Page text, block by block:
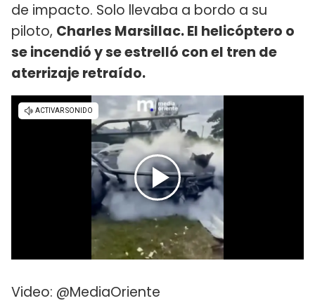
de impacto. Solo llevaba a bordo a su
piloto, Charles Marsillac. El helicóptero o
se incendió y se estrelló con el tren de
aterrizaje retraído.
Video: @MediaOriente